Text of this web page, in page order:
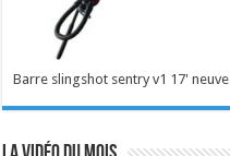
Barre slingshot sentry v1 17' neuve